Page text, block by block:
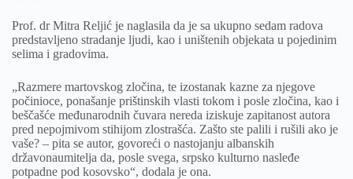
Prof. dr Mitra Reljić je naglasila da je sa ukupno sedam radova
predstavljeno stradanje ljudi, kao i uništenih objekata u pojedinim
selima i gradovima.
„Razmere martovskog zločina, te izostanak kazne za njegove
počinioce, ponašanje prištinskih vlasti tokom i posle zločina, kao i
beščašće međunarodnih čuvara nereda iziskuje zapitanost autora
pred nepojmivom stihijom zlostrašća. Zašto ste palili i rušili ako je
vaše? – pita se autor, govoreći o nastojanju albanskih
državonaumitelja da, posle svega, srpsko kulturno nasleđe
potpadne pod kosovsko“, dodala je ona.